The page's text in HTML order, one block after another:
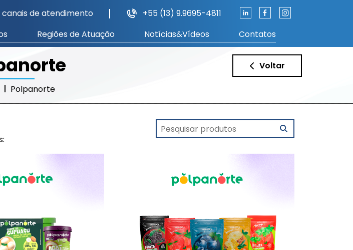
de atendimento
+55 (13) 9.9695-4811
Regiões de Atuação Notícias&Vídeos Contatos
Voltar
Polpanorte